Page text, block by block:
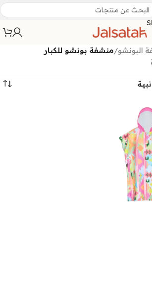
البونشو/منشفة بونشو للكبار